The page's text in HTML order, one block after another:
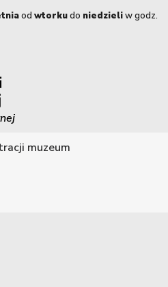
od wtorkudo niedzieliw godz.
muzeum